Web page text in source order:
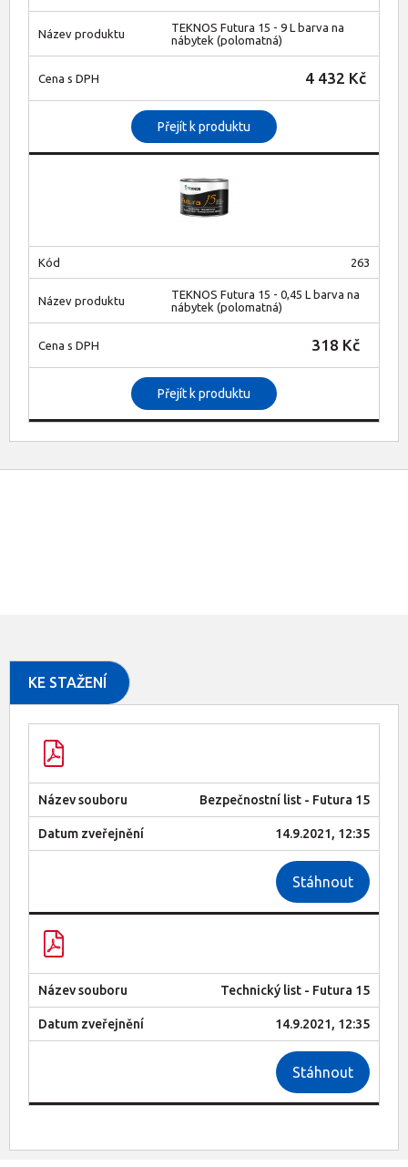
KE STAŽENÍ
Bezpečnostní list - Futura 15
14.9.2021, 12:35
Stáhnout
Technický list - Futura 15
14.9.2021, 12:35
Stáhnout
TEKNOS Futura 15 - 9 L barva na
nábytek (polomatná)
4 432 Kč
Přejít k produktu
263
TEKNOS Futura 15 - 0,45 L barva na
nábytek (polomatná)
318 Kč
Přejít k produktu